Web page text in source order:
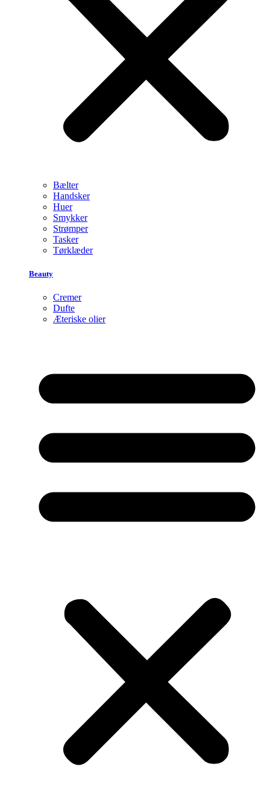
Bælter
Handsker
Huer
Smykker
Strømper
Tasker
Tørklæder
Beauty
Cremer
Dufte
Æteriske olier